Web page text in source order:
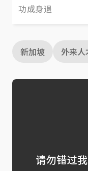
功成身退
新加坡 外来人
请勿错过